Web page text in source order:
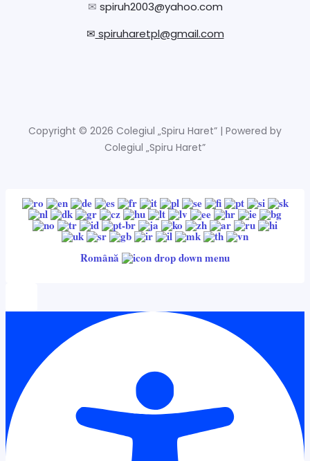
✉ spiruh2003@yahoo.com
✉ spiruharetpl@gmail.com
Copyright © 2026 Colegiul „Spiru Haret” | Powered by
Colegiul „Spiru Haret”
Română